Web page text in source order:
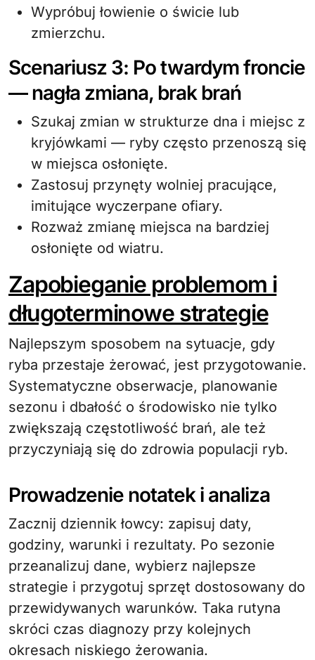
Wypróbuj łowienie o świcie lub
zmierzchu.
Scenariusz 3: Po twardym froncie
— nagła zmiana, brak brań
Szukaj zmian w strukturze dna i miejsc z
kryjówkami — ryby często przenoszą się
w miejsca osłonięte.
Zastosuj przynęty wolniej pracujące,
imitujące wyczerpane ofiary.
Rozważ zmianę miejsca na bardziej
osłonięte od wiatru.
Zapobieganie problemom i
długoterminowe strategie
Najlepszym sposobem na sytuacje, gdy
ryba przestaje żerować, jest przygotowanie.
Systematyczne obserwacje, planowanie
sezonu i dbałość o środowisko nie tylko
zwiększają częstotliwość brań, ale też
przyczyniają się do zdrowia populacji ryb.
Prowadzenie notatek i analiza
Zacznij dziennik łowcy: zapisuj daty,
godziny, warunki i rezultaty. Po sezonie
przeanalizuj dane, wybierz najlepsze
strategie i przygotuj sprzęt dostosowany do
przewidywanych warunków. Taka rutyna
skróci czas diagnozy przy kolejnych
okresach niskiego żerowania.